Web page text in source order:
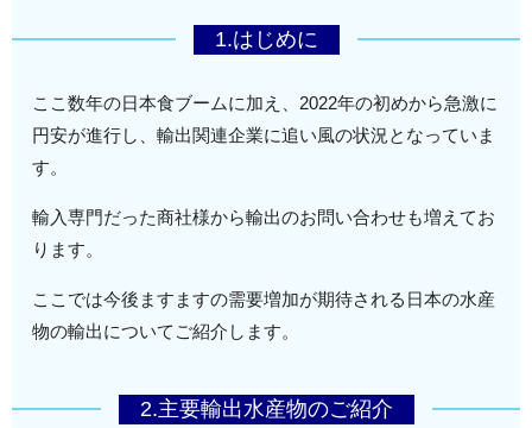
1.はじめに
ここ数年の日本食ブームに加え、2022年の初めから急激に
円安が進行し、輸出関連企業に追い風の状況となっていま
す。
輸入専門だった商社様から輸出のお問い合わせも増えてお
ります。
ここでは今後ますますの需要増加が期待される日本の水産
物の輸出についてご紹介します。
2.主要輸出水産物のご紹介